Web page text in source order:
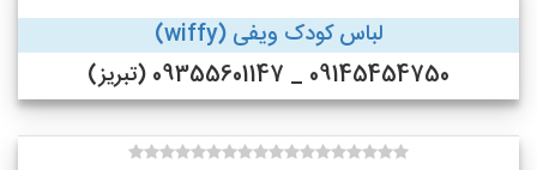
لباس کودک ویفی (wiffy)
09145454750 _ 09355601147 (تبریز)